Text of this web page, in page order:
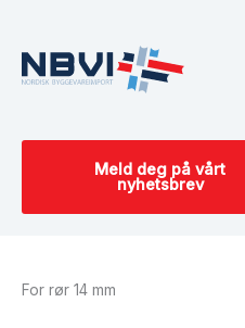
innholdet
Meld deg på vårt
nyhetsbrev
For rør 14 mm